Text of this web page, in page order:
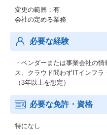
変更の範囲：有
会社の定める業務
必要な経験
・ベンダーまたは事業会社の
ス、クラウド問わずITインフ
（3年以上を想定）
必要な免許・資格
特になし